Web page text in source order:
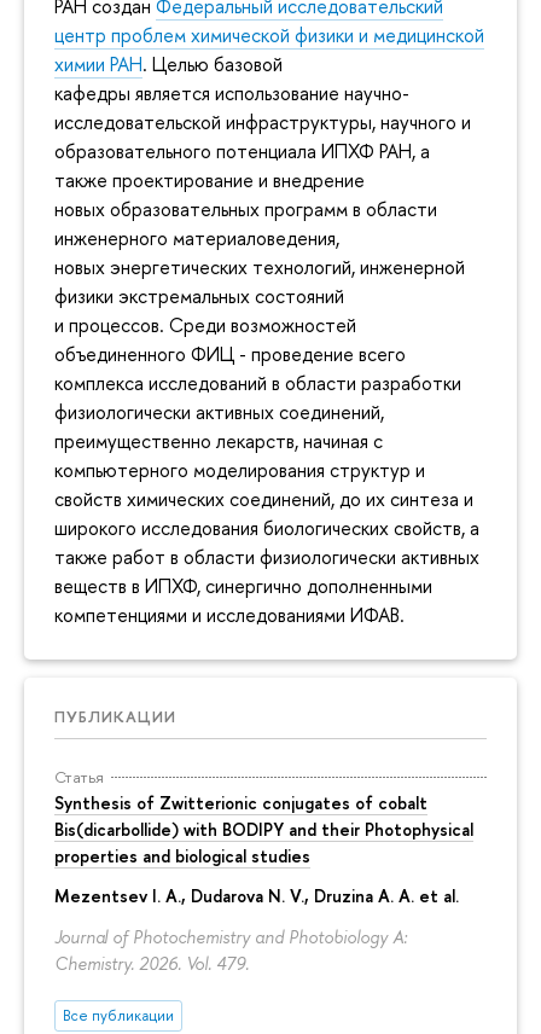
РАН создан Федеральный исследовательский
центр проблем химической физики и медицинской
химии РАН. Целью базовой
кафедры является использование научно-
исследовательской инфраструктуры, научного и
образовательного потенциала ИПХФ РАН, а
также проектирование и внедрение
новых образовательных программ в области
инженерного материаловедения,
новых энергетических технологий, инженерной
физики экстремальных состояний
и процессов. Среди возможностей
объединенного ФИЦ - проведение всего
комплекса исследований в области разработки
физиологически активных соединений,
преимущественно лекарств, начиная с
компьютерного моделирования структур и
свойств химических соединений, до их синтеза и
широкого исследования биологических свойств, а
также работ в области физиологически активных
веществ в ИПХФ, синергично дополненными
компетенциями и исследованиями ИФАВ.
ПУБЛИКАЦИИ
Статья
Synthesis of Zwitterionic conjugates of cobalt
Bis(dicarbollide) with BODIPY and their Photophysical
properties and biological studies
Mezentsev I. A., Dudarova N. V., Druzina A. A. et al.
Journal of Photochemistry and Photobiology A:
Chemistry. 2026. Vol. 479.
Все публикации